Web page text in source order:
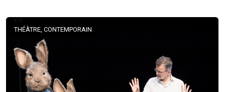
THÉÂTRE, CONTEMPORAIN